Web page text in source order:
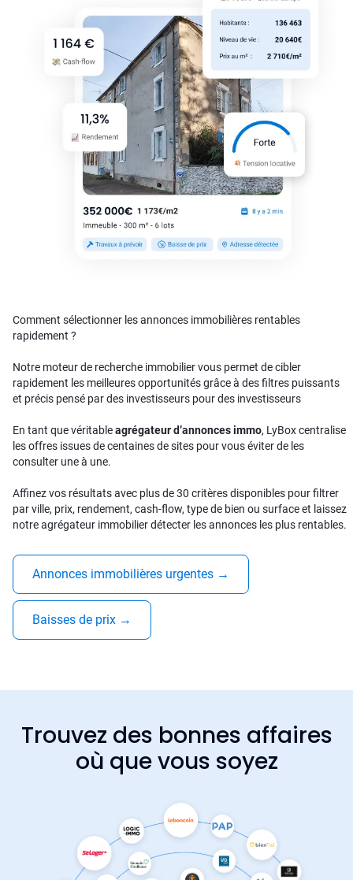
Comment sélectionner les annonces immobilières rentables
rapidement ?
Notre moteur de recherche immobilier vous permet de cibler
rapidement les meilleures opportunités grâce à des filtres puissants
et précis pensé par des investisseurs pour des investisseurs
En tant que véritableagrégateur d’annonces immo, LyBox centralise
les offres issues de centaines de sites pour vous éviter de les
consulter une à une.
Affinez vos résultats avec plus de 30 critères disponibles pour filtrer
par ville, prix, rendement, cash-flow, type de bien ou surface et laissez
notre agrégateur immobilier détecter les annonces les plus rentables.
Annonces immobilières urgentes →
Baisses de prix →
Trouvez des bonnes affaires
où que vous soyez